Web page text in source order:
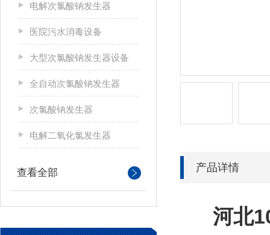
电解次氯酸钠发生器
医院污水消毒设备
大型次氯酸钠发生器设备
全自动次氯酸钠发生器
次氯酸钠发生器
电解二氧化氯发生器
查看全部 产品详情
河北